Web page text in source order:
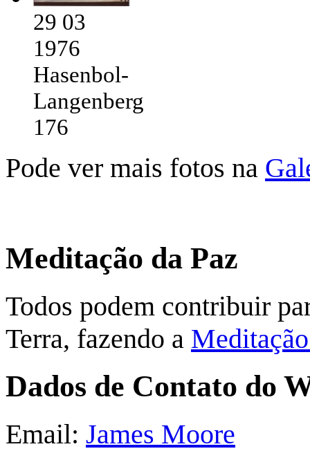
29 03
1976
Hasenbol-
Langenberg
176
Pode ver mais fotos na
Meditação da Paz
Todos podem contribuir
Terra, fazendo a
Dados de Contato do
Email: James Moore